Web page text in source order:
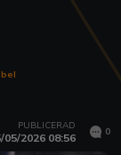
PUBLICERAD
05/2026 08:56 0